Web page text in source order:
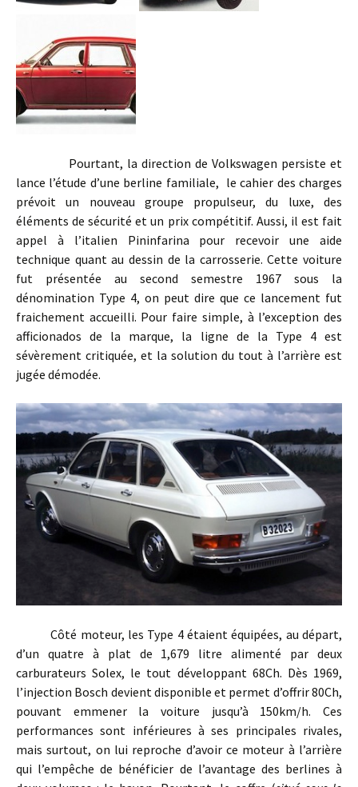
Pourtant, la direction de Volkswagen persiste et
lance l’étude d’une berline familiale, le cahier des charges
prévoit un nouveau groupe propulseur, du luxe, des
éléments de sécurité et un prix compétitif. Aussi, il est fait
appel à l’italien Pininfarina pour recevoir une aide
technique quant au dessin de la carrosserie. Cette voiture
fut présentée au second semestre 1967 sous la
dénomination Type 4, on peut dire que ce lancement fut
fraichement accueilli. Pour faire simple, à l’exception des
afficionados de la marque, la ligne de la Type 4 est
sévèrement critiquée, et la solution du tout à l’arrière est
jugée démodée.
Côté moteur, les Type 4 étaient équipées, au départ,
d’un quatre à plat de 1,679 litre alimenté par deux
carburateurs Solex, le tout développant 68Ch. Dès 1969,
l’injection Bosch devient disponible et permet d’offrir 80Ch,
pouvant emmener la voiture jusqu’à 150km/h. Ces
performances sont inférieures à ses principales rivales,
mais surtout, on lui reproche d’avoir ce moteur à l’arrière
qui l’empêche de bénéficier de l’avantage des berlines à